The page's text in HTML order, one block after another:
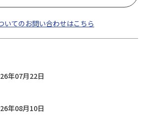
いてのお問い合わせはこちら
年07月22日
年08月10日